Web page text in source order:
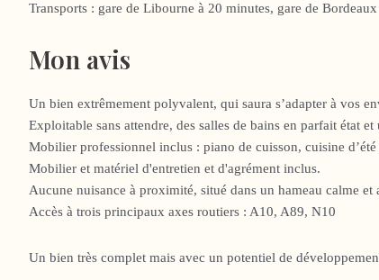
Transports : gare de Libourne à 20 minutes, gare de
Mon avis
Un bien extrêmement polyvalent, qui saura s’adapter à vos
Exploitable sans attendre, des salles de bains en parfait état
Mobilier professionnel inclus : piano de cuisson, cuisine
Mobilier et matériel d'entretien et d'agrément inclus.
Aucune nuisance à proximité, situé dans un hameau calme
Accès à trois principaux axes routiers : A10, A89, N10
Un bien très complet mais avec un potentiel de